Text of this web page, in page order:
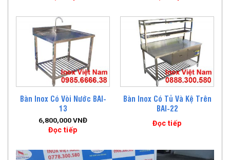
Bàn Inox Có Vòi Nước BAI-
13
6,800,000VNĐ
Đọc tiếp
Bàn Inox Có Tủ Và Kệ Trên
BAI-22
Đọc tiếp